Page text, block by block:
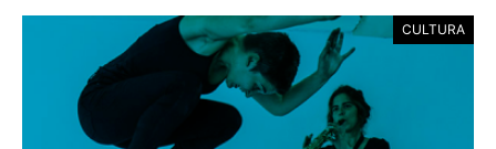
CULTURA